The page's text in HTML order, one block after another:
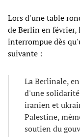
Lors d'une table
de Berlin en
interrompue dès
suivante :
La Berlinale,
d'une
iranien et
Palestine,
soutien du